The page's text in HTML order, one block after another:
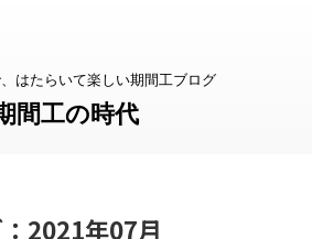
はたらいて楽しい期間工ブログ
間工の時代
2021年07月